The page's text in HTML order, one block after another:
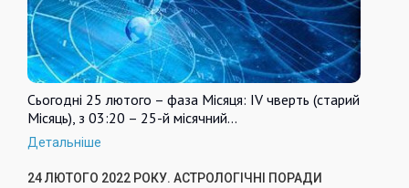
Сьогодні 25 лютого – фаза Місяця: IV чверть (старий
Місяць), з 03:20 – 25-й місячний…
Детальніше
24 ЛЮТОГО 2022 РОКУ. АСТРОЛОГІЧНІ ПОРАДИ